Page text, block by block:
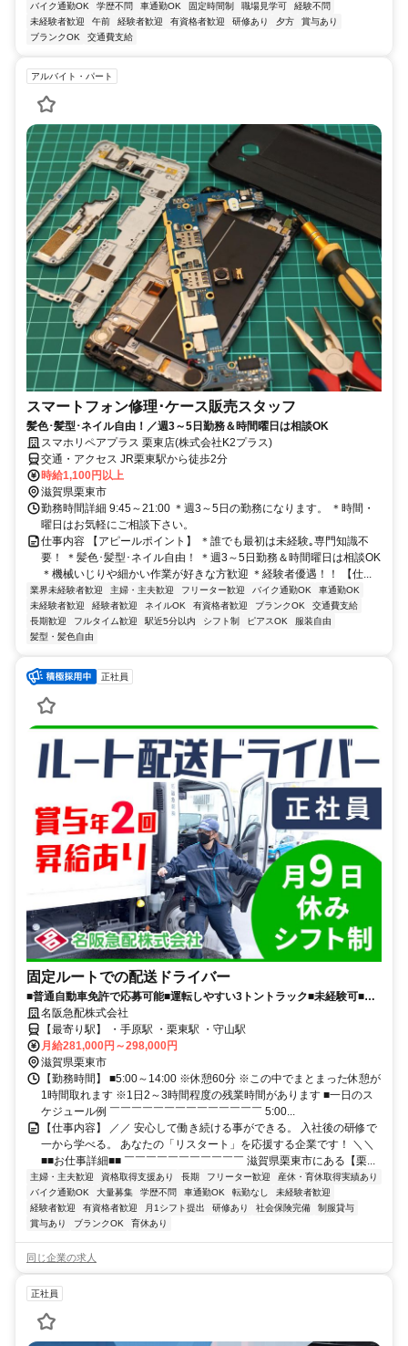
バイク通勤OK
学歴不問 車通勤OK 固定時間制 職場見学可
経験不問
未経験者歓迎
午前 経験者歓迎 有資格者歓迎 研修あり 夕方
賞与あり
ブランクOK
交通費支給
アルバイト・パート
スマートフォン修理･ケース販売スタッフ
髪色･髪型･ネイル自由！／週3～5日勤務＆時間曜日は相談OK
スマホリペアプラス 栗東店(株式会社K2プラス)
交通・アクセス JR栗東駅から徒歩2分
時給1,100円以上
滋賀県栗東市
勤務時間詳細 9:45～21:00 ＊週3～5日の勤務になります。 ＊時間・
曜日はお気軽にご相談下さい。
仕事内容 【アピールポイント】 ＊誰でも最初は未経験｡専門知識不
要！ ＊髪色･髪型･ネイル自由！ ＊週3～5日勤務＆時間曜日は相談OK
＊機械いじりや細かい作業が好きな方歓迎 ＊経験者優遇！！ 【仕...
業界未経験者歓迎 主婦・主夫歓迎 フリーター歓迎 バイク通勤OK
車通勤OK
未経験者歓迎
経験者歓迎 ネイルOK 有資格者歓迎 ブランクOK
交通費支給
長期歓迎
フルタイム歓迎 駅近5分以内 シフト制 ピアスOK
服装自由
髪型・髪色自由
正社員
固定ルートでの配送ドライバー
■普通自動車免許で応募可能■運転しやすい3トントラック■未経験可■資
格取得支援で免許取得■賞与年2回
名阪急配株式会社
【最寄り駅】 ・手原駅 ・栗東駅 ・守山駅
月給281,000円～298,000円
滋賀県栗東市
【勤務時間】 ■5:00～14:00 ※休憩60分 ※この中でまとまった休憩が
1時間取れます ※1日2～3時間程度の残業時間があります ■一日のス
ケジュール例 ￣￣￣￣￣￣￣￣￣￣￣￣￣￣ 5:00...
【仕事内容】 ／／ 安心して働き続ける事ができる。 入社後の研修で
一から学べる。 あなたの「リスタート」を応援する企業です！ ＼＼
■■お仕事詳細■■ ￣￣￣￣￣￣￣￣￣￣￣ 滋賀県栗東市にある【栗...
主婦・主夫歓迎 資格取得支援あり 長期 フリーター歓迎
産休・育休取得実績あり
バイク通勤OK
大量募集 学歴不問 車通勤OK 転勤なし
未経験者歓迎
経験者歓迎
有資格者歓迎 月1シフト提出 研修あり 社会保険完備
制服貸与
賞与あり
ブランクOK 育休あり
同じ企業の求人
正社員